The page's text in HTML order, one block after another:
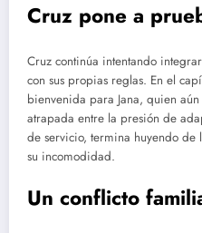
Cruz pone a
Cruz continúa intentando
con sus propias reglas. En el
bienvenida para Jana, quien
atrapada entre la presión de
de servicio, termina huyendo
su incomodidad.
Un conflicto